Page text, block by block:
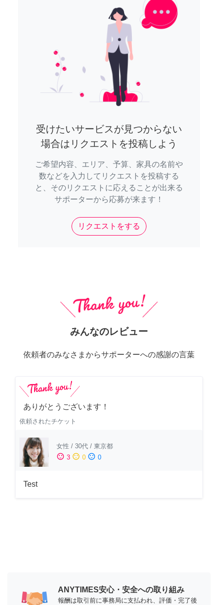
受けたいサービスが見つからない
場合はリクエストを投稿しよう
ご希望内容、エリア、予算、家具の名前や
数などを入力してリクエストを投稿する
と、そのリクエストに応えることが出来る
サポーターから応募が来ます！
リクエストをする
みんなのレビュー
依頼者のみなさまからサポーターへの感謝の言葉
ありがとうございます！
依頼されたチケット
女性 / 30代 / 東京都
sentiment_satisfied 3 sentiment_neutral 0 sentiment_dissatisfied 0
Test
ANYTIMES安心・安全への取り組み
報酬は取引前に事務局に支払われ、評価・完了後